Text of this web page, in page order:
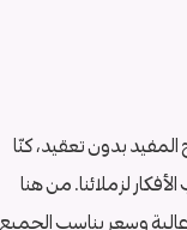
بدون تعقيد، كنّا
لزملائنا. من هنا
وسعر يناسب الجميع